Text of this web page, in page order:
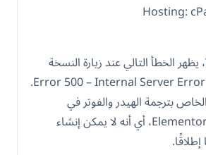
Hosting:
عند تفعيل WPML، يظهر الخطأ التالي عند زيارة النسخة
العربية من الموقع: Error 500 – Internal Server Error.
بترجمة الهيدر والفوتر في
Elementor Theme Builder، أي أنه لا يمكن إنشاء